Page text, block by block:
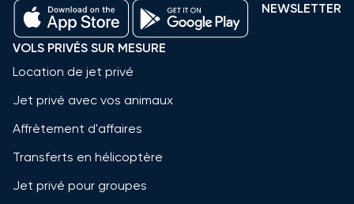
NEWSLETTER
VOLS PRIVÉS SUR MESURE
Location de jet privé
Jet privé avec vos animaux
Affrètement d'affaires
Transferts en hélicoptère
Jet privé pour groupes